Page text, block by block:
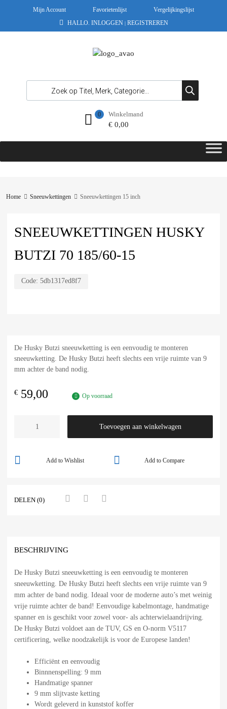
Mijn Account Favorietenlijst
Vergelijkingslijst
HALLO. INLOGGEN | REGISTREREN
Winkelmand
€0,00
0
Home Sneeuwkettingen Sneeuwkettingen 15 inch
SNEEUWKETTINGEN HUSKY
BUTZI 70 185/60-15
Code: 5db1317ed8f7
De Husky Butzi sneeuwketting is een eenvoudig te monteren
sneeuwketting. De Husky Butzi heeft slechts een vrije ruimte van 9
mm achter de band nodig.
€ 59,00 Op voorraad
Toevoegen aan winkelwagen
Add to Compare
Add to Wishlist
DELEN (0)
BESCHRIJVING
De Husky Butzi sneeuwketting is een eenvoudig te monteren
sneeuwketting. De Husky Butzi heeft slechts een vrije ruimte van 9
mm achter de band nodig. Ideaal voor de moderne auto’s met weinig
vrije ruimte achter de band! Eenvoudige kabelmontage, handmatige
spanner en is geschikt voor zowel voor- als achterwielaandrijving.
De Husky Butzi voldoet aan de TUV, GS en O-norm V5117
certificering, welke noodzakelijk is voor de Europese landen!
Efficiënt en eenvoudig
Binnnenspelling: 9 mm
Handmatige spanner
9 mm slijtvaste ketting
Wordt geleverd in kunststof koffer